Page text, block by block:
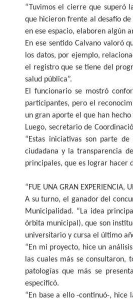
“Tuvimos el cierre que superó
que hicieron frente al desafío
en ese espacio, elaboren algún
En ese sentido Calvano valoró
los datos, por ejemplo,
el registro que se tiene del
salud pública”.
El funcionario se mostró
participantes, pero el
un gran aporte el que han
Luego, secretario de
“Estas iniciativas son parte
ciudadana y la transparencia
principales, que es lograr hacer
“FUE UNA GRAN EXPERIENCIA,
A su turno, el ganador del
Municipalidad. “La idea
órbita municipal), que son
universitario y cursa el último
“En mi proyecto, hice un
las cuales más se
patologías que más se
especificó.
“En base a ello -continuó-,